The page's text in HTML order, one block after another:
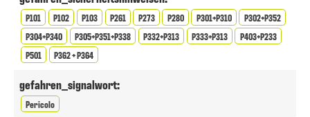
P101 P102 P103 P261 P273 P280 P301+P310
P302+P352
P304+P340
P305+P351+P338 P332+P313 P333+P313
P403+P233
P501
P362 + P364
gefahren_signalwort:
Pericolo